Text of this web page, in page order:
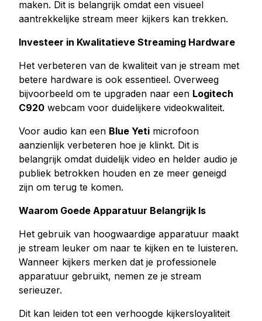
maken. Dit is belangrijk omdat een visueel
aantrekkelijke stream meer kijkers kan trekken.
Investeer in Kwalitatieve Streaming Hardware
Het verbeteren van de kwaliteit van je stream met
betere hardware is ook essentieel. Overweeg
bijvoorbeeld om te upgraden naar een Logitech
C920 webcam voor duidelijkere videokwaliteit.
Voor audio kan een Blue Yeti microfoon
aanzienlijk verbeteren hoe je klinkt. Dit is
belangrijk omdat duidelijk video en helder audio je
publiek betrokken houden en ze meer geneigd
zijn om terug te komen.
Waarom Goede Apparatuur Belangrijk Is
Het gebruik van hoogwaardige apparatuur maakt
je stream leuker om naar te kijken en te luisteren.
Wanneer kijkers merken dat je professionele
apparatuur gebruikt, nemen ze je stream
serieuzer.
Dit kan leiden tot een verhoogde kijkersloyaliteit